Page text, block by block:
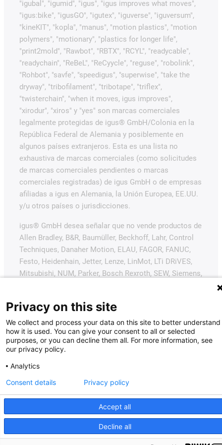
"igubal", "igumid", "igus", "igus improves what moves",
"igus:bike", "igusGO", "igutex", "iguverse", "iguversum",
"kineKIT", "kopla", "manus", "motion plastics", "motion
polymers", "motionary", "plastics for longer life",
"print2mold", "Rawbot", "RBTX", "RCYL", "readycable",
"readychain", "ReBeL", "ReCyycle", "reguse", "robolink",
"Rohbot", "savfe", "speedigus", "superwise", "take the
dryway", "tribofilament", "tribotape", "triflex",
"twisterchain", "when it moves, igus improves",
"xirodur", "xiros" y "yes" son marcas comerciales
legalmente protegidas de igus® GmbH/Colonia en la
República Federal de Alemania y posiblemente en
algunos países extranjeros. Esta es una lista no
exhaustiva de marcas comerciales (como solicitudes
de marcas comerciales pendientes o marcas
comerciales registradas) de igus GmbH o de empresas
afiliadas a igus en Alemania, la Unión Europea, EE.UU.
y/u otros países o jurisdicciones.
igus® GmbH desea señalar que no vende productos de
Allen Bradley, B&R, Baumüller, Beckhoff, Lahr, Control
Techniques, Danaher Motion, ELAU, FAGOR, FANUC,
Festo, Heidenhain, Jetter, Lenze, LinMot, LTi DRiVES,
Mitsubishi, NUM, Parker, Bosch Rexroth, SEW, Siemens,
productos ofrecidos por igus® son los de igus®
GmbH.
Privacy on this site
We collect and process your data on this site to better understand
how it is used. You can give your consent to all or selected
purposes, or you can decline them all. For more information, see
our privacy policy.
Analytics
Accept all
Decline all
Consent details Privacy policy